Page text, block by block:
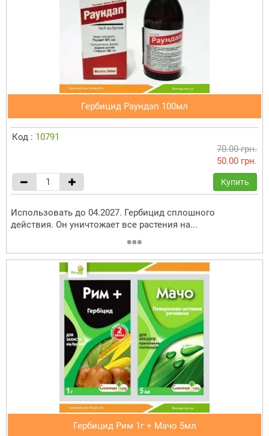
Гербицид Раундап 100мл
Код : 10791
70.00 грн.
50.00 грн.
Купить
Использовать до 04.2027. Гербицид сплошного
действия. Он уничтожает все растения на...
Гербицид Рим 1г + Мачо 5мл